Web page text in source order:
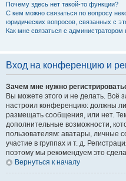
Почему здесь нет такой-то функции?
С кем можно связаться по вопросу
юридических вопросов, связанных с
Как мне связаться с администратором
Вход на конференцию и
Зачем мне нужно
Вы можете этого и не делать. Всё
настроил конференцию: должны
размещать сообщения, или нет.
дополнительные возможности,
пользователям: аватары, личные
участие в группах и т. д.
поэтому мы рекомендуем это
Вернуться к началу